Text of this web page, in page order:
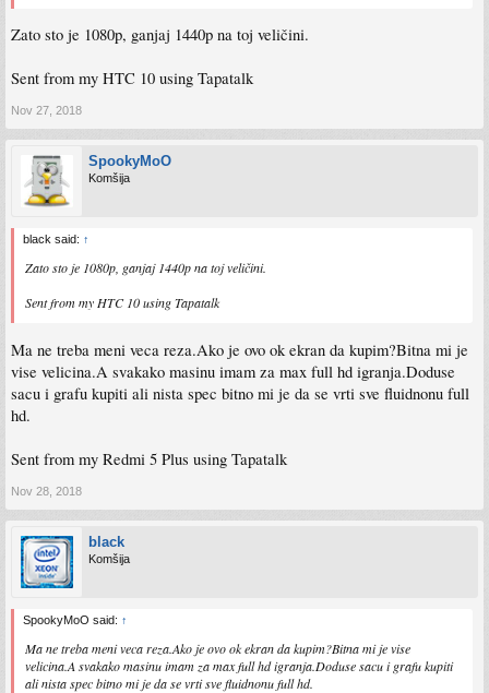
Zato sto je 1080p, ganjaj 1440p na toj veličini.
Sent from my HTC 10 using Tapatalk
Nov 27, 2018
SpookyMoO
Komšija
black said: ↑
Zato sto je 1080p, ganjaj 1440p na toj veličini.
Sent from my HTC 10 using Tapatalk
Ma ne treba meni veca reza.Ako je ovo ok ekran da kupim?Bitna mi je
vise velicina.A svakako masinu imam za max full hd igranja.Doduse
sacu i grafu kupiti ali nista spec bitno mi je da se vrti sve fluidnonu full
hd.
Sent from my Redmi 5 Plus using Tapatalk
Nov 28, 2018
black
Komšija
SpookyMoO said: ↑
Ma ne treba meni veca reza.Ako je ovo ok ekran da kupim?Bitna mi je vise
velicina.A svakako masinu imam za max full hd igranja.Doduse sacu i grafu kupiti
ali nista spec bitno mi je da se vrti sve fluidnonu full hd.